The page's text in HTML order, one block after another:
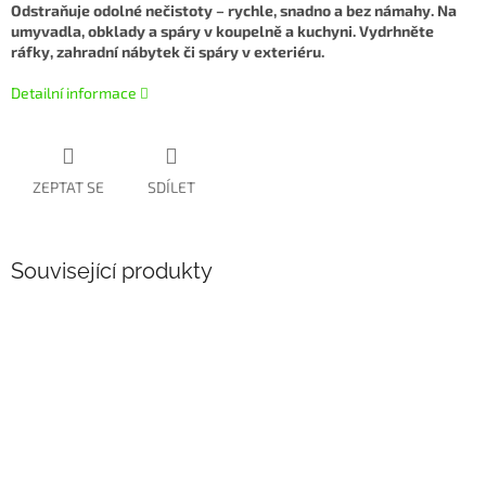
Odstraňuje odolné nečistoty – rychle, snadno a bez námahy. Na
umyvadla, obklady a spáry v koupelně a kuchyni. Vydrhněte
ráfky, zahradní nábytek či spáry v exteriéru.
Detailní informace
ZEPTAT SE SDÍLET
Související produkty